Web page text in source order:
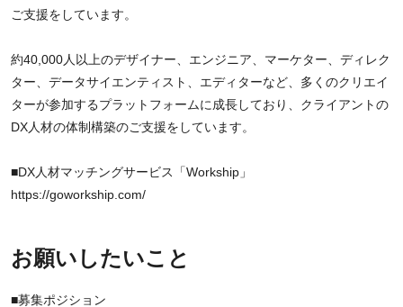
ご支援をしています。
約40,000人以上のデザイナー、エンジニア、マーケター、ディレク
ター、データサイエンティスト、エディターなど、多くのクリエイ
ターが参加するプラットフォームに成長しており、クライアントの
DX人材の体制構築のご支援をしています。
■DX人材マッチングサービス「Workship」
https://goworkship.com/
お願いしたいこと
■募集ポジション